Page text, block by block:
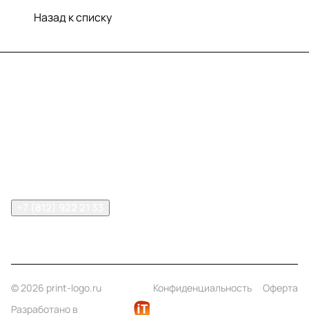
Назад к списку
© 2026 print-logo.ru Конфиденциальность
Оферта
Разработано в